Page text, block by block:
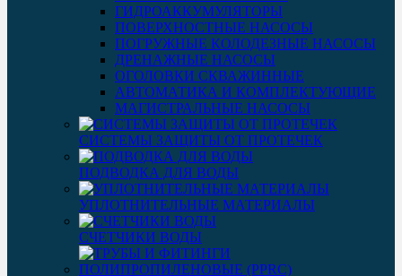
ГИДРОАККУМУЛЯТОРЫ
ПОВЕРХНОСТНЫЕ НАСОСЫ
ПОГРУЖНЫЕ КОЛОДЕЗНЫЕ НАСОСЫ
ДРЕНАЖНЫЕ НАСОСЫ
ОГОЛОВКИ СКВАЖИННЫЕ
АВТОМАТИКА И КОМПЛЕКТУЮЩИЕ
МАГИСТРАЛЬНЫЕ НАСОСЫ
СИСТЕМЫ ЗАЩИТЫ ОТ ПРОТЕЧЕК
ПОДВОДКА ДЛЯ ВОДЫ
УПЛОТНИТЕЛЬНЫЕ МАТЕРИАЛЫ
СЧЕТЧИКИ ВОДЫ